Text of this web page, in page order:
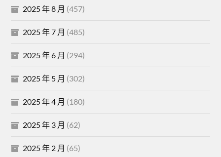
2025 年 8 月 (457)
2025 年 7 月 (485)
2025 年 6 月 (294)
2025 年 5 月 (302)
2025 年 4 月 (180)
2025 年 3 月 (62)
2025 年 2 月 (65)